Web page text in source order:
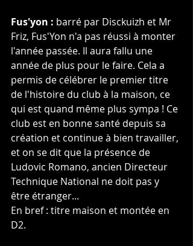
Fus'yon : barré par Disckuizh et Mr
Friz, Fus'Yon n'a pas réussi à monter
l'année passée. Il aura fallu une
année de plus pour le faire. Cela a
permis de célébrer le premier titre
de l'histoire du club à la maison, ce
qui est quand même plus sympa ! Ce
club est en bonne santé depuis sa
création et continue à bien travailler,
et on se dit que la présence de
Ludovic Romano, ancien Directeur
Technique National ne doit pas y
être étranger...
En bref : titre maison et montée en
D2.